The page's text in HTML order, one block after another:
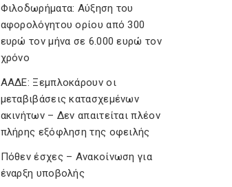
Φιλοδωρήματα: Αύξηση του
αφορολόγητου ορίου από 300
ευρώ τον μήνα σε 6.000 ευρώ τον
χρόνο
ΑΑΔΕ: Ξεμπλοκάρουν οι
μεταβιβάσεις κατασχεμένων
ακινήτων – Δεν απαιτείται πλέον
πλήρης εξόφληση της οφειλής
Πόθεν έσχες – Ανακοίνωση για
έναρξη υποβολής